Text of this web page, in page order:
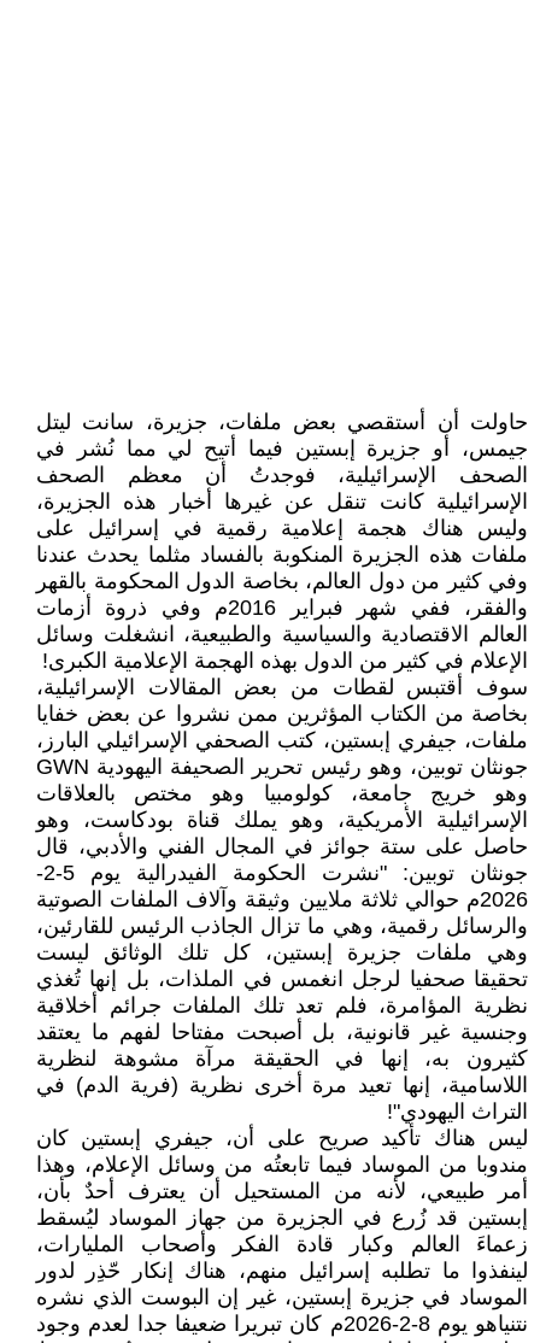
حاولت أن أستقصي بعض ملفات، جزيرة، سانت ليتل
جيمس، أو جزيرة إبستين فيما أتيح لي مما نُشر في
الصحف الإسرائيلية، فوجدتُ أن معظم الصحف
الإسرائيلية كانت تنقل عن غيرها أخبار هذه الجزيرة،
وليس هناك هجمة إعلامية رقمية في إسرائيل على
ملفات هذه الجزيرة المنكوبة بالفساد مثلما يحدث عندنا
وفي كثير من دول العالم، بخاصة الدول المحكومة بالقهر
والفقر، ففي شهر فبراير 2016م وفي ذروة أزمات
العالم الاقتصادية والسياسية والطبيعية، انشغلت وسائل
الإعلام في كثير من الدول بهذه الهجمة الإعلامية الكبرى!
سوف أقتبس لقطات من بعض المقالات الإسرائيلية،
بخاصة من الكتاب المؤثرين ممن نشروا عن بعض خفايا
ملفات، جيفري إبستين، كتب الصحفي الإسرائيلي البارز،
جونثان توبين، وهو رئيس تحرير الصحيفة اليهودية GWN
وهو خريج جامعة، كولومبيا وهو مختص بالعلاقات
الإسرائيلية الأمريكية، وهو يملك قناة بودكاست، وهو
حاصل على ستة جوائز في المجال الفني والأدبي، قال
جونثان توبين: "نشرت الحكومة الفيدرالية يوم 5-2-
2026م حوالي ثلاثة ملايين وثيقة وآلاف الملفات الصوتية
والرسائل رقمية، وهي ما تزال الجاذب الرئيس للقارئين،
وهي ملفات جزيرة إبستين، كل تلك الوثائق ليست
تحقيقا صحفيا لرجل انغمس في الملذات، بل إنها تُغذي
نظرية المؤامرة، فلم تعد تلك الملفات جرائم أخلاقية
وجنسية غير قانونية، بل أصبحت مفتاحا لفهم ما يعتقد
كثيرون به، إنها في الحقيقة مرآة مشوهة لنظرية
اللاسامية، إنها تعيد مرة أخرى نظرية (فرية الدم) في
التراث اليهودي"!
ليس هناك تأكيد صريح على أن، جيفري إبستين كان
مندوبا من الموساد فيما تابعتُه من وسائل الإعلام، وهذا
أمر طبيعي، لأنه من المستحيل أن يعترف أحدٌ بأن،
إبستين قد زُرع في الجزيرة من جهاز الموساد ليُسقط
زعماءَ العالم وكبار قادة الفكر وأصحاب المليارات،
لينفذوا ما تطلبه إسرائيل منهم، هناك إنكار حّذِر لدور
الموساد في جزيرة إبستين، غير إن البوست الذي نشره
نتنياهو يوم 8-2-2026م كان تبريرا ضعيفا جدا لعدم وجود